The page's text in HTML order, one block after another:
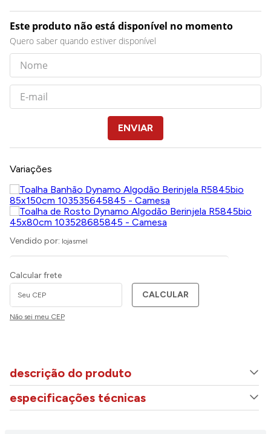
Este produto não está disponível no momento
Quero saber quando estiver disponível
ENVIAR
Variações
Vendido por: lojasmel
Calcular frete
CALCULAR
Não sei meu CEP
descrição do produto
especificações técnicas